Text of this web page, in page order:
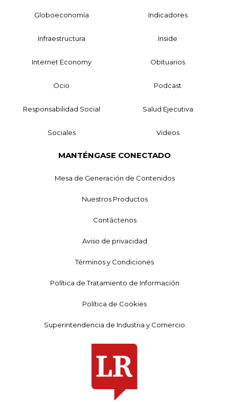
Globoeconomía Indicadores
Infraestructura Inside
Internet Economy Obituarios
Ocio Podcast
Responsabilidad Social Salud Ejecutiva
Sociales Videos
MANTÉNGASE CONECTADO
Mesa de Generación de Contenidos
Nuestros Productos
Contáctenos
Aviso de privacidad
Términos y Condiciones
Política de Tratamiento de Información
Política de Cookies
Superintendencia de Industria y Comercio